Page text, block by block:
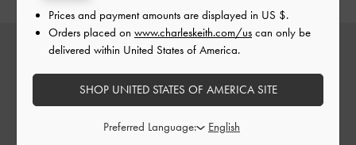
Prices and payment amounts are displayed in US $.
Orders placed on www.charleskeith.com/us can only be
delivered within United States of America.
SHOP UNITED STATES OF AMERICA SITE
Preferred Language: